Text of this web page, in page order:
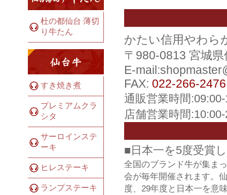
杜の都仙台 薄切
り牛たん
すき焼き煮
プレミアムクラ
シタ
サーロインステ
ーキ
ヒレステーキ
ランプステーキ
かたい信用やわ
〒980-0813 宮城
E-
FAX: 022-266-2476
通販営業時間
店舗営業時間
■日本一を5度受賞
全国のブランド牛が集ま
会が毎年開催されます。
度、29年度と日本一を意